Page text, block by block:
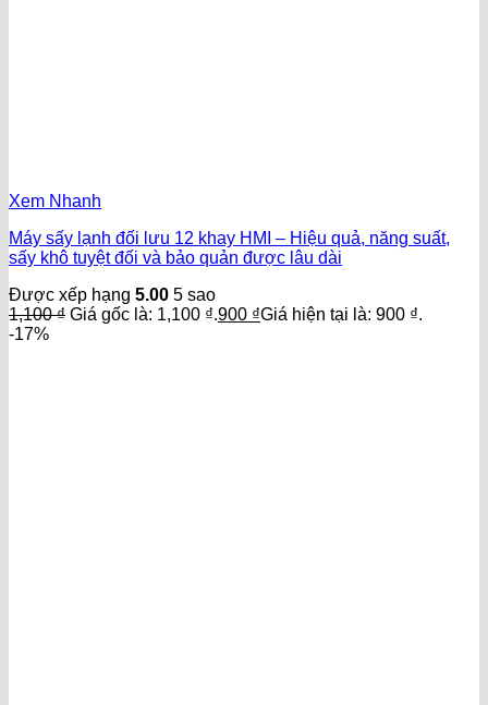
Xem Nhanh
Máy sấy lạnh đối lưu 12 khay HMI – Hiệu quả, năng suất,
sấy khô tuyệt đối và bảo quản được lâu dài
Được xếp hạng 5.00 5 sao
1,100₫ Giá gốc là: 1,100 ₫.900 ₫Giá hiện tại là: 900 ₫.
-17%